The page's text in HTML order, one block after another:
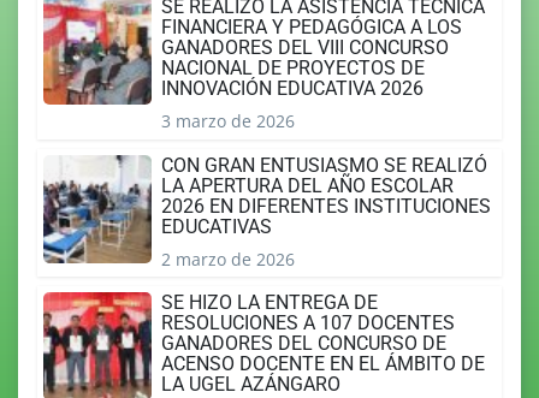
SE REALIZÓ LA ASISTENCIA TÉCNICA
FINANCIERA Y PEDAGÓGICA A LOS
GANADORES DEL VIII CONCURSO
NACIONAL DE PROYECTOS DE
INNOVACIÓN EDUCATIVA 2026
3 marzo de 2026
CON GRAN ENTUSIASMO SE REALIZÓ
LA APERTURA DEL AÑO ESCOLAR
2026 EN DIFERENTES INSTITUCIONES
EDUCATIVAS
2 marzo de 2026
SE HIZO LA ENTREGA DE
RESOLUCIONES A 107 DOCENTES
GANADORES DEL CONCURSO DE
ACENSO DOCENTE EN EL ÁMBITO DE
LA UGEL AZÁNGARO